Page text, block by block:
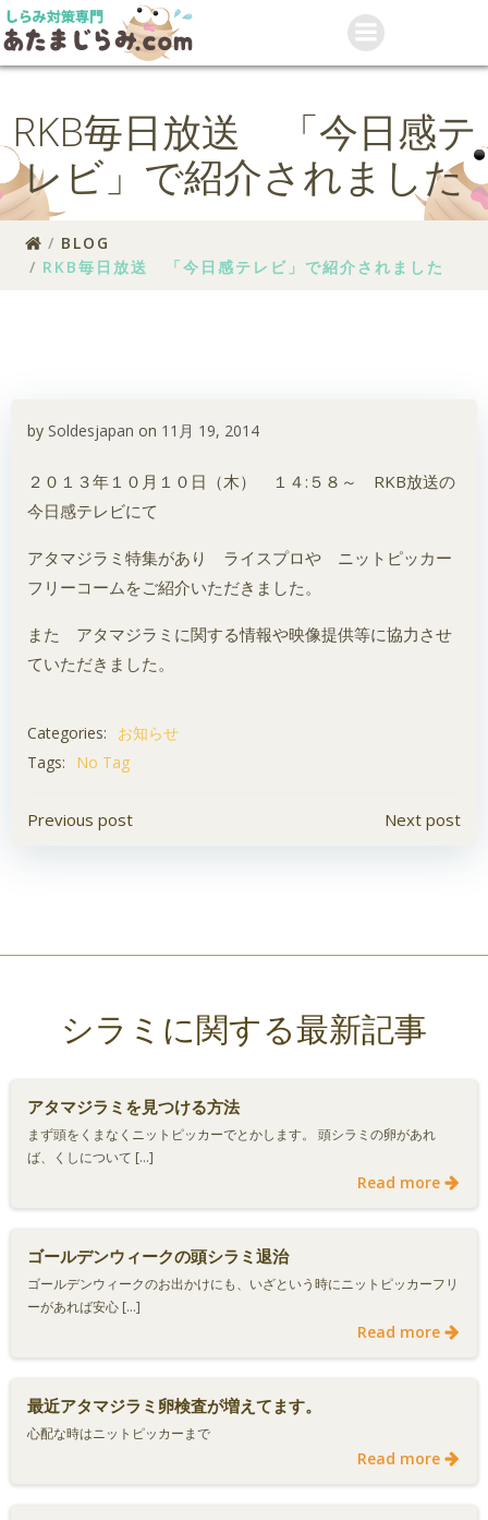
ス
キ
ッ
RKB毎日放送 「今日感テ
レビ」で紹介されました
BLOG
RKB毎日放送 「今日感テレビ」で紹介されました
by Soldesjapan on 11月 19, 2014
２０１３年１０月１０日（木） １４:５８～ RKB放送の
今日感テレビにて
アタマジラミ特集があり ライスプロや ニットピッカー
フリーコームをご紹介いただきました。
また アタマジラミに関する情報や映像提供等に協力させ
ていただきました。
Categories:
お知らせ
Tags:
No Tag
投
ビ
ゲ
シ
ョ
ン
Previous post
ビ
ゲ
シ
ン
Next post
シラミに関する最新記事
アタマジラミを見つける方法
まず頭をくまなくニットピッカーでとかします。 頭シラミの卵があれ
ば、くしについて […]
Read more
ゴールデンウィークの頭シラミ退治
ゴールデンウィークのお出かけにも、いざという時にニットピッカーフリ
ーがあれば安心 […]
Read more
最近アタマジラミ卵検査が増えてます。
心配な時はニットピッカーまで
Read more